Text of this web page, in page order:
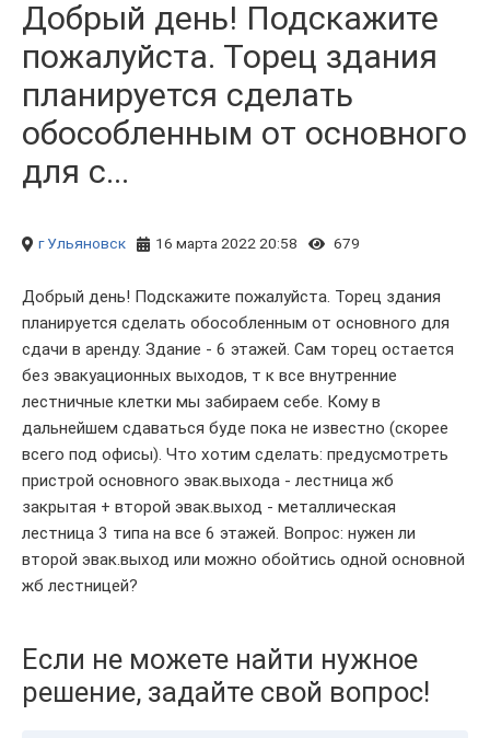
Добрый день! Подскажите
пожалуйста. Торец здания
планируется сделать
обособленным от основного
для с...
г Ульяновск 16 марта 2022 20:58 679
Добрый день! Подскажите пожалуйста. Торец здания
планируется сделать обособленным от основного для
сдачи в аренду. Здание - 6 этажей. Сам торец остается
без эвакуационных выходов, т к все внутренние
лестничные клетки мы забираем себе. Кому в
дальнейшем сдаваться буде пока не известно (скорее
всего под офисы). Что хотим сделать: предусмотреть
пристрой основного эвак.выхода - лестница жб
закрытая + второй эвак.выход - металлическая
лестница 3 типа на все 6 этажей. Вопрос: нужен ли
второй эвак.выход или можно обойтись одной основной
жб лестницей?
Если не можете найти нужное
решение, задайте свой вопрос!